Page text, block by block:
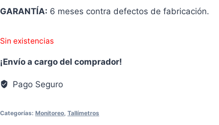
GARANTÍA: 6 meses contra defectos de fabricación.
Sin existencias
¡Envío a cargo del comprador!
Pago Seguro
Categorías: Monitoreo Tallímetros